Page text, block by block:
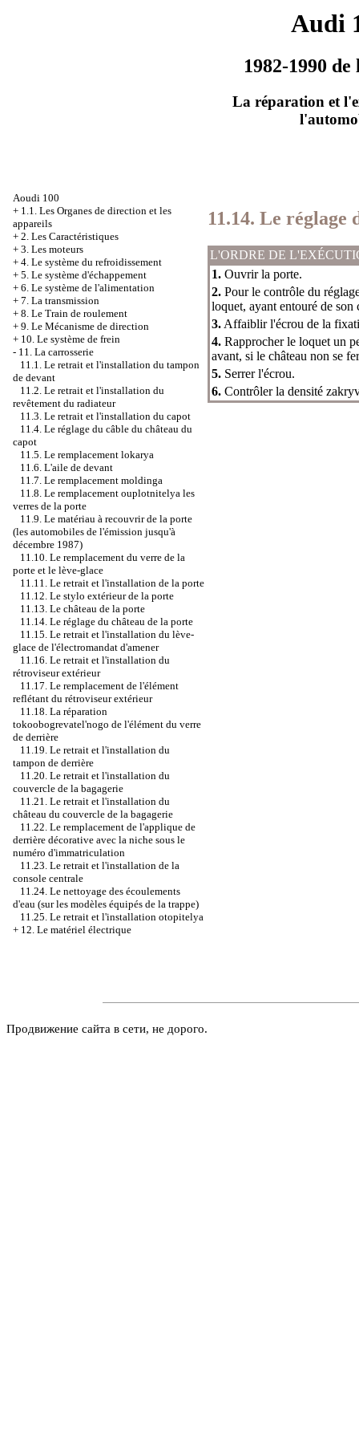
Audi
1982-1990
La réparation et
Aoudi 100
+ 1.1. Les Organes de direction et les
appareils
+ 2. Les Caractéristiques
+ 3. Les moteurs
+ 4. Le système du refroidissement
+ 5. Le système d'échappement
+ 6. Le système de l'alimentation
+ 7. La transmission
+ 8. Le Train de roulement
+ 9. Le Mécanisme de direction
+ 10. Le système de frein
- 11. La carrosserie
11.1. Le retrait et l'installation du tampon
de devant
11.2. Le retrait et l'installation du
revêtement du radiateur
11.3. Le retrait et l'installation du capot
11.4. Le réglage du câble du château du
capot
11.5. Le remplacement lokarya
11.6. L'aile de devant
11.7. Le remplacement moldinga
11.8. Le remplacement ouplotnitelya les
verres de la porte
11.9. Le matériau à recouvrir de la porte
(les automobiles de l'émission jusqu'à
décembre 1987)
11.10. Le remplacement du verre de la
porte et le lève-glace
11.11. Le retrait et l'installation de la porte
11.12. Le stylo extérieur de la porte
11.13. Le château de la porte
11.14. Le réglage du château de la porte
11.15. Le retrait et l'installation du lève-
glace de l'électromandat d'amener
11.16. Le retrait et l'installation du
rétroviseur extérieur
11.17. Le remplacement de l'élément
reflétant du rétroviseur extérieur
11.18. La réparation
tokoobogrevatel'nogo de l'élément du verre
de derrière
11.19. Le retrait et l'installation du
tampon de derrière
11.20. Le retrait et l'installation du
couvercle de la bagagerie
11.21. Le retrait et l'installation du
château du couvercle de la bagagerie
11.22. Le remplacement de l'applique de
derrière décorative avec la niche sous le
numéro d'immatriculation
11.23. Le retrait et l'installation de la
console centrale
11.24. Le nettoyage des écoulements
d'eau (sur les modèles équipés de la trappe)
11.25. Le retrait et l'installation otopitelya
+ 12. Le matériel électrique
11.14. Le réglage
L'ORDRE DE
1. Ouvrir la porte.
2. Pour le contrôle du
loquet, ayant entouré de son
3. Affaiblir l'écrou de la
4. Rapprocher le loquet un
avant, si le château non se
5. Serrer l'écrou.
6. Contrôler la densité
Продвижение сайта в сети, не дорого.